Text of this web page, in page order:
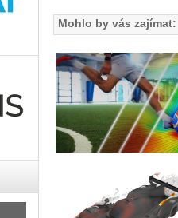
Mohlo by vás zajímat: